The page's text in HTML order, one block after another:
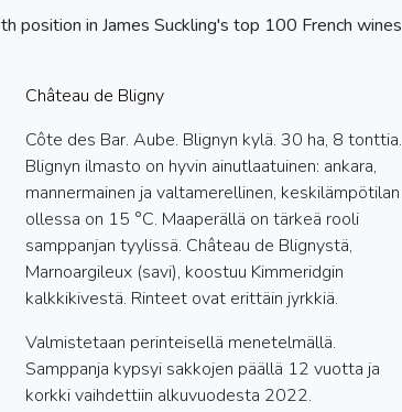
position in James Suckling's top 100 French wines
Château de Bligny
Côte des Bar. Aube. Blignyn kylä. 30 ha, 8 tonttia.
Blignyn ilmasto on hyvin ainutlaatuinen: ankara,
mannermainen ja valtamerellinen, keskilämpötilan
ollessa on 15 °C. Maaperällä on tärkeä rooli
samppanjan tyylissä. Château de Blignystä,
Marnoargileux (savi), koostuu Kimmeridgin
kalkkikivestä. Rinteet ovat erittäin jyrkkiä.
Valmistetaan perinteisellä menetelmällä.
Samppanja kypsyi sakkojen päällä 12 vuotta ja
korkki vaihdettiin alkuvuodesta 2022.